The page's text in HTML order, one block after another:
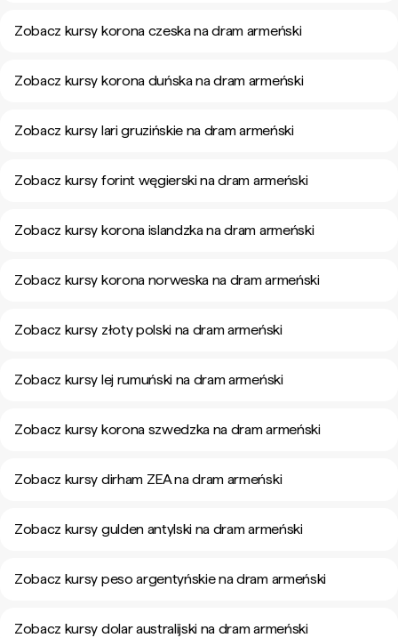
Zobacz kursy korona czeska na dram armeński
Zobacz kursy korona duńska na dram armeński
Zobacz kursy lari gruzińskie na dram armeński
Zobacz kursy forint węgierski na dram armeński
Zobacz kursy korona islandzka na dram armeński
Zobacz kursy korona norweska na dram armeński
Zobacz kursy złoty polski na dram armeński
Zobacz kursy lej rumuński na dram armeński
Zobacz kursy korona szwedzka na dram armeński
Zobacz kursy dirham ZEA na dram armeński
Zobacz kursy gulden antylski na dram armeński
Zobacz kursy peso argentyńskie na dram armeński
Zobacz kursy dolar australijski na dram armeński